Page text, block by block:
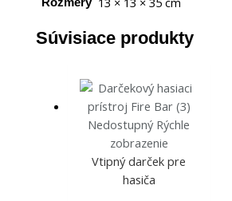
Súvisiace produkty
Nedostupný Rýchle
zobrazenie
Vtipný darček pre
hasiča